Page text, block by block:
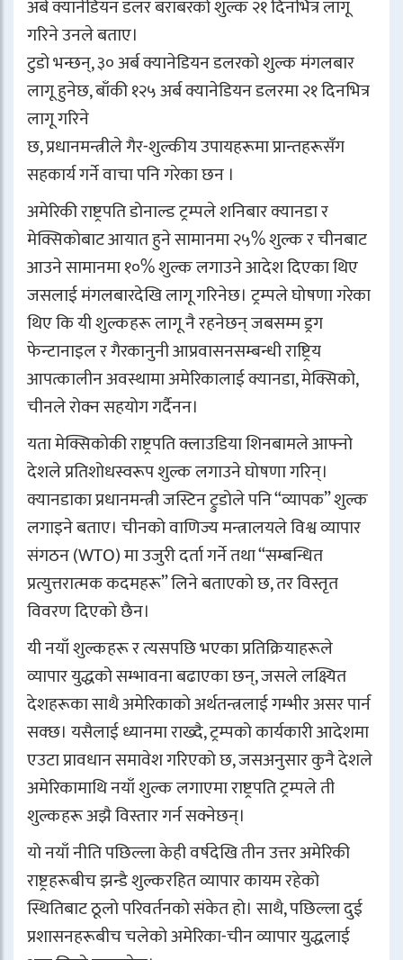
अर्ब क्यानेडियन डलर बराबरको शुल्क २१ दिनभित्र लागू
गरिने उनले बताए।
टुडो भन्छन्, ३० अर्ब क्यानेडियन डलरको शुल्क मंगलबार
लागू हुनेछ, बाँकी १२५ अर्ब क्यानेडियन डलरमा २१ दिनभित्र
लागू गरिने
छ, प्रधानमन्त्रीले गैर-शुल्कीय उपायहरूमा प्रान्तहरूसँग
सहकार्य गर्ने वाचा पनि गरेका छन ।
अमेरिकी राष्ट्रपति डोनाल्ड ट्रम्पले शनिबार क्यानडा र
मेक्सिकोबाट आयात हुने सामानमा २५% शुल्क र चीनबाट
आउने सामानमा १०% शुल्क लगाउने आदेश दिएका थिए
जसलाई मंगलबारदेखि लागू गरिनेछ। ट्रम्पले घोषणा गरेका
थिए कि यी शुल्कहरू लागू नै रहनेछन् जबसम्म ड्रग
फेन्टानाइल र गैरकानुनी आप्रवासनसम्बन्धी राष्ट्रिय
आपत्कालीन अवस्थामा अमेरिकालाई क्यानडा, मेक्सिको,
चीनले रोक्न सहयोग गर्दैनन।
यता मेक्सिकोकी राष्ट्रपति क्लाउडिया शिनबामले आफ्नो
देशले प्रतिशोधस्वरूप शुल्क लगाउने घोषणा गरिन्।
क्यानडाका प्रधानमन्त्री जस्टिन ट्रुडोले पनि “व्यापक” शुल्क
लगाइने बताए। चीनको वाणिज्य मन्त्रालयले विश्व व्यापार
संगठन (WTO) मा उजुरी दर्ता गर्ने तथा “सम्बन्धित
प्रत्युत्तरात्मक कदमहरू” लिने बताएको छ, तर विस्तृत
विवरण दिएको छैन।
यी नयाँ शुल्कहरू र त्यसपछि भएका प्रतिक्रियाहरूले
व्यापार युद्धको सम्भावना बढाएका छन्, जसले लक्ष्यित
देशहरूका साथै अमेरिकाको अर्थतन्त्रलाई गम्भीर असर पार्न
सक्छ। यसैलाई ध्यानमा राख्दै, ट्रम्पको कार्यकारी आदेशमा
एउटा प्रावधान समावेश गरिएको छ, जसअनुसार कुनै देशले
अमेरिकामाथि नयाँ शुल्क लगाएमा राष्ट्रपति ट्रम्पले ती
शुल्कहरू अझै विस्तार गर्न सक्नेछन्।
यो नयाँ नीति पछिल्ला केही वर्षदेखि तीन उत्तर अमेरिकी
राष्ट्रहरूबीच झन्डै शुल्करहित व्यापार कायम रहेको
स्थितिबाट ठूलाे परिवर्तनको संकेत हो। साथै, पछिल्ला दुई
प्रशासनहरूबीच चलेको अमेरिका-चीन व्यापार युद्धलाई